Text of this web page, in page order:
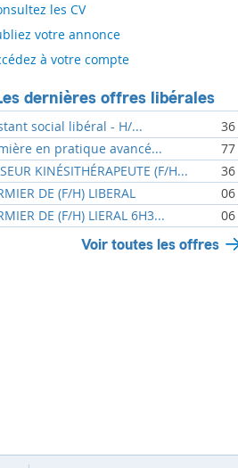
les CV
votre annonce
à votre compte
dernières offres libérales
social libéral - H/...
36
en pratique avancé...
77
KINÉSITHÉRAPEUTE (F/H...
36
DE (F/H) LIBERAL
06
DE (F/H) LIERAL 6H3...
06
Voir toutes les offres